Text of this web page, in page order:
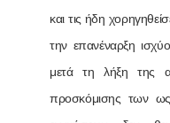
και τις ήδη
την επανέναρξη
μετά τη λήξη της
προσκόμισης των ως